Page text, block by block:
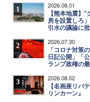
1 2026.08.01
【熊本地震】
房を設置しろ
引水の議論に
2 2026.07.30
「コロナ対策
日記公開」「
ランプ政権の
3 2026.08.02
【名画座リバ
リンカーン』